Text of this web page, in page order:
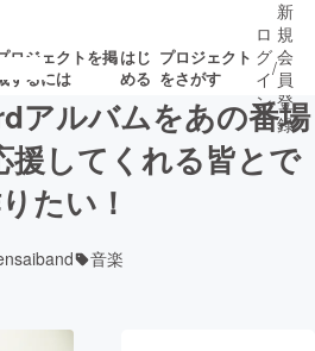
ロジェクトを掲
するには
はじ
める
プロジェクト
をさがす
新着プロ募集終了が近いプ
ロ
グ
イ
ン
/
新
規
会
員
登
録
アルバムをあの番場
援してくれる皆とで
たい！
音楽